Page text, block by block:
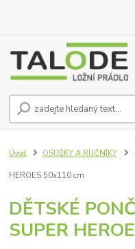
Úvod OSUŠKY A RUČNÍKY
HEROES 50x110 cm
DĚTSKÉ
SUPER